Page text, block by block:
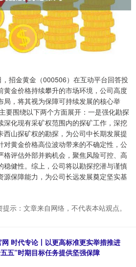
招金黄金（000506）在互动平台回答投
黄金价格持续攀升的市场环境，公司高度
局，将其视为保障可持续发展的核心举
要围绕以下两个方面展开：一是强化勘探
深化现有采矿权范围内的探矿工作，深挖
西山探矿权的勘探，为公司中长期发展提
对黄金价格高位波动带来的不确定性，公
格评估外部并购机会，聚焦风险可控、高
稳健性。综上，公司将以勘探挖潜与谨慎
源保障能力，为公司长远发展奠定坚实基
提示：文章来自网络，不代表本站观点。
时代专论丨以更高标准更实举措推进
五”时期目标任务提供坚强保障